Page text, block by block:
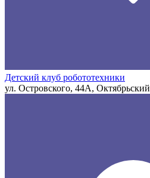
Детский клуб робототехники
ул. Островского, 44А, Октябрьский